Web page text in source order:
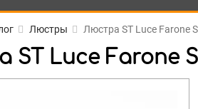
Люстры Люстра ST Luce Farone
Luce Farone